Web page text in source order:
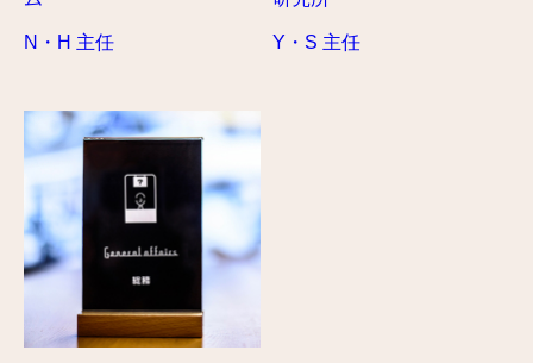
N・H 主任 Y・S 主任